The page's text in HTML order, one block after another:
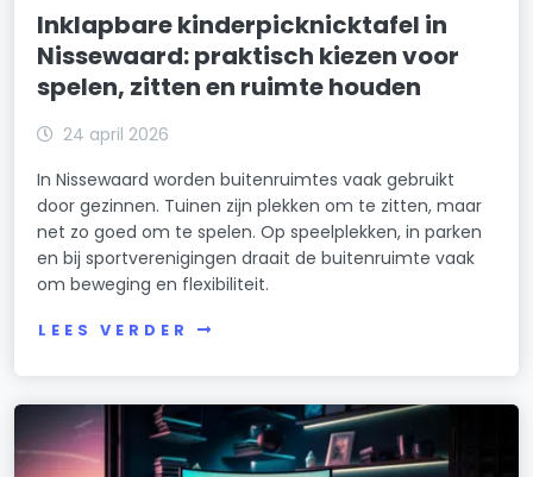
Inklapbare kinderpicknicktafel in
Nissewaard: praktisch kiezen voor
spelen, zitten en ruimte houden
24 april 2026
In Nissewaard worden buitenruimtes vaak gebruikt
door gezinnen. Tuinen zijn plekken om te zitten, maar
net zo goed om te spelen. Op speelplekken, in parken
en bij sportverenigingen draait de buitenruimte vaak
om beweging en flexibiliteit.
LEES VERDER